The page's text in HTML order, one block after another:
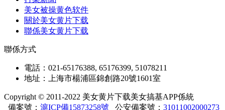
美女被操黄色软件
關於美女黄片下载
聯係美女黄片下载
聯係方式
電話：021-65176388, 65176399, 51078211
地址：上海市楊浦區錦創路20號1601室
Copyright © 2011-2022 美女黄片下载美女搞基APP係統
備案號： 滬ICP備15873258號 公安備案號： 31011002000273